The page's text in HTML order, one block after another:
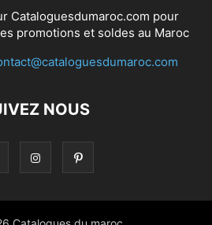
Cataloguesdumaroc.com pour
promotions et soldes au Maroc
NOUS